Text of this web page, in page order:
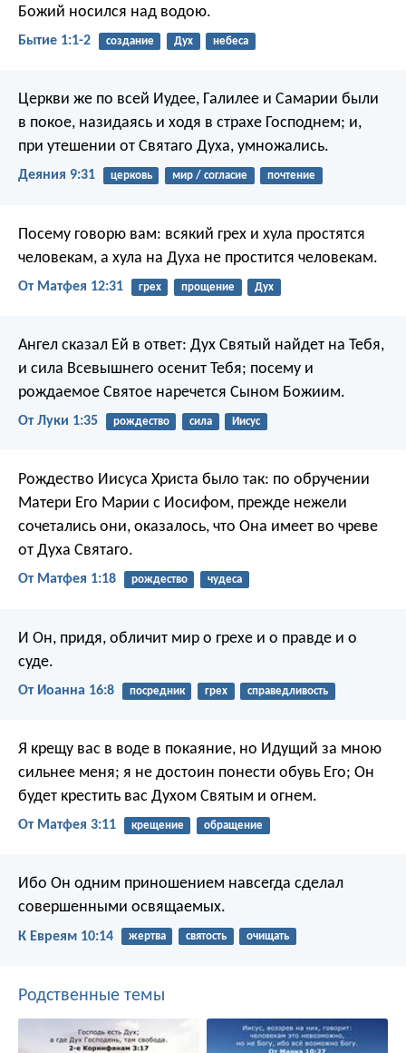
Божий носился над водою.
Бытие 1:1-2 создание Дух небеса
Церкви же по всей Иудее, Галилее и Самарии были
в покое, назидаясь и ходя в страхе Господнем; и,
при утешении от Святаго Духа, умножались.
Деяния 9:31 церковь мир / согласие почтение
Посему говорю вам: всякий грех и хула простятся
человекам, а хула на Духа не простится человекам.
От Матфея 12:31 грех прощение Дух
Ангел сказал Ей в ответ: Дух Святый найдет на Тебя,
и сила Всевышнего осенит Тебя; посему и
рождаемое Святое наречется Сыном Божиим.
От Луки 1:35 рождество сила Иисус
Рождество Иисуса Христа было так: по обручении
Матери Его Марии с Иосифом, прежде нежели
сочетались они, оказалось, что Она имеет во чреве
от Духа Святаго.
От Матфея 1:18 рождество чудеса
И Он, придя, обличит мир о грехе и о правде и о
суде.
От Иоанна 16:8 посредник грех справедливость
Я крещу вас в воде в покаяние, но Идущий за мною
сильнее меня; я не достоин понести обувь Его; Он
будет крестить вас Духом Святым и огнем.
От Матфея 3:11 крещение обращение
Ибо Он одним приношением навсегда сделал
совершенными освящаемых.
К Евреям 10:14 жертва святость очищать
Родственные темы